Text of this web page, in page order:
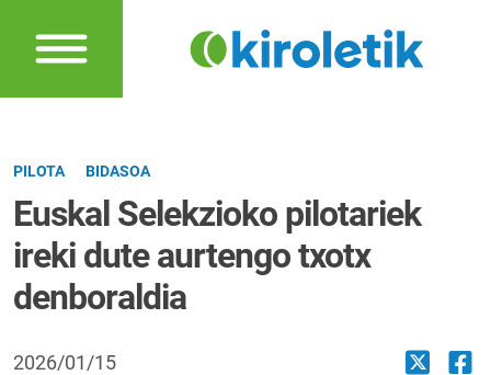
PILOTA BIDASOA
Euskal Selekzioko pilotariek
ireki dute aurtengo txotx
denboraldia
2026/01/15